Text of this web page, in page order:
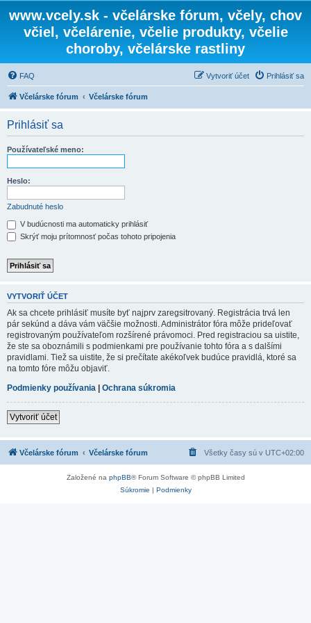
www.vcely.sk - včelárske fórum, včely, chov
včiel, včelárenie, včelie produkty, včelie
choroby, včelárske rastliny
FAQ Prihlásiť sa
Vytvoriť účet
Včelárske fórum Včelárske fórum
Prihlásiť sa
Používateľské meno:
Heslo:
Zabudnuté heslo
V budúcnosti ma automaticky prihlásiť
Skrýť moju prítomnosť počas tohoto pripojenia
VYTVORIŤ ÚČET
Ak sa chcete prihlásiť musíte byť najprv zaregsitrovaný. Registrácia trvá len
pár sekúnd a dáva vám väčšie možnosti. Administrátor fóra môže prideľovať
registrovaným používateľom rozšírené právomoci. Pred registraciou sa uistite,
že ste sa oboznámili s podmienkami pre používanie tohto fóra a s dalšími
pravidlami. Tiež sa uistite, že si prečítate akékoľvek budúce pravidlá, ktoré sa
na tomto fóre môžu objaviť.
Podmienky používania | Ochrana súkromia
Vytvoriť účet
Včelárske fórum Včelárske fórum Všetky časy sú v UTC+02:00
Založené na phpBB® Forum Software © phpBB Limited
Súkromie | Podmienky